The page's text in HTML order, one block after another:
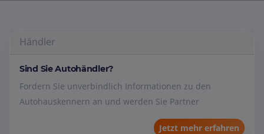
Händler
Sind Sie Autohändler?
Fordern Sie unverbindlich Informationen zu den
Autohauskennern an und werden Sie Partner
Jetzt mehr erfahren